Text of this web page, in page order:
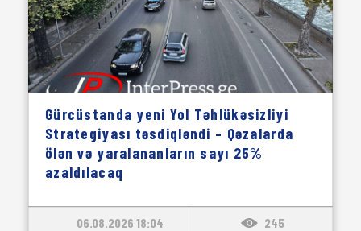
Gürcüstanda yeni Yol Təhlükəsizliyi
Strategiyası təsdiqləndi – Qəzalarda
ölən və yaralananların sayı 25%
azaldılacaq
06.08.2026 18:04 245